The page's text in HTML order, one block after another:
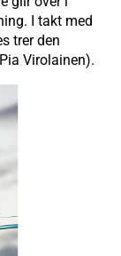
I takt med
trer den
Virolainen).